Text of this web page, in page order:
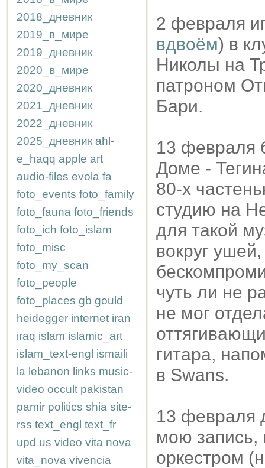
2018_дневник
2019_в_мире
2019_дневник
2020_в_мире
2020_дневник
2021_дневник
2022_дневник
2025_дневник ahl-
e_haqq apple art
audio-files evola fa
foto_events foto_family
foto_fauna foto_friends
foto_ich foto_islam
foto_misc
foto_my_scan
foto_people
foto_places gb gould
heidegger internet iran
iraq islam islamic_art
islam_text-engl ismaili
la lebanon links music-
video occult pakistan
pamir politics shia site-
rss text_engl text_fr
upd us video vita nova
vita_nova vivencia
2 февраля
вдвоём) в
Николы на
патроном
Бари.
13 февраля
Доме -
80-х
студию на
для такой
вокруг
чуть ли не
не мог
гитара,
в Swans.
13 февраля
мою запись,
оркестром